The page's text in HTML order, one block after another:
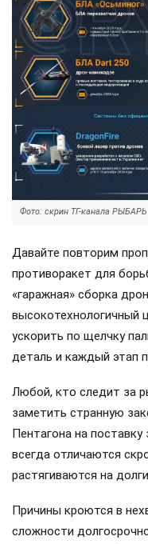
Фото: скрин ТГ-канала РЫБАРЬ
Давайте повторим
противоракет для
«гаражная» сборка
высокотехнологичный
ускорить по щелчку
деталь и каждый этап
Любой, кто следит за
заметить странную
Пентагона на
всегда отличаются
растягиваются на
Причины кроются в
сложности